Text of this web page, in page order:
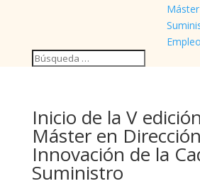
Empleo
Inicio de la V
Máster en
Innovación de la
Suministro